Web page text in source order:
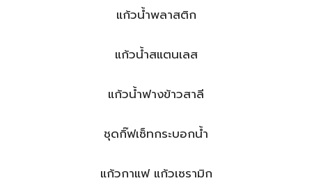
แก้วน้ำพลาสติก
แก้วน้ำสแตนเลส
แก้วน้ำฟางข้าวสาลี
ชุดกิ๊ฟเซ็ทกระบอกน้ำ
แก้วกาแฟ แก้วเซรามิก